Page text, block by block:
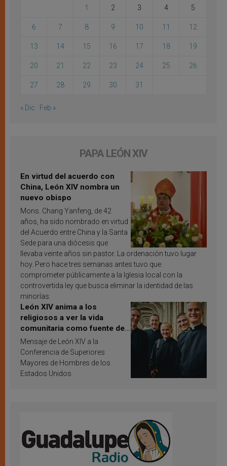
1 2 3 4 5
6 7 8 9 10 11 12
13 14 15 16 17 18 19
20 21 22 23 24 25 26
27 28 29 30 31
« Dic Feb »
PAPA LEÓN XIV
En virtud del acuerdo con
China, León XIV nombra un
nuevo obispo
Mons. Chang Yanfeng, de 42
años, ha sido nombrado en virtud
del Acuerdo entre China y la Santa
Sede para una diócesis que
llevaba veinte años sin pastor. La ordenación tuvo lugar
hoy. Pero hace tres semanas antes tuvo que
comprometer públicamente a la Iglesia local con la
controvertida ley que busca eliminar la identidad de las
minorías.
León XIV anima a los
religiosos a ver la vida
comunitaria como fuente de
inspiración y santificación
Mensaje de León XIV a la
Conferencia de Superiores
Mayores de Hombres de los
Estados Unidos